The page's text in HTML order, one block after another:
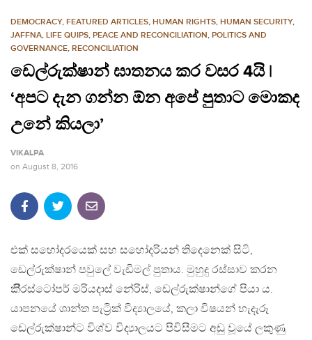
DEMOCRACY, FEATURED ARTICLES, HUMAN RIGHTS, HUMAN SECURITY,
JAFFNA, LIFE QUIPS, PEACE AND RECONCILIATION, POLITICS AND
GOVERNANCE, RECONCILIATION
ඩෙල්රුක්ෂාන් ඝාතනය කර වසර 4යි |
‘අපට දැන ගන්න ඕන අපේ පුතාට මොකද
උනේ කියලා’
VIKALPA
on August 8, 2016
එක් සහෝදරයෙක් සහ සහෝදරියන් තිදෙනෙක් සිටි,
ඩෙල්රුක්ෂාන් පවුලේ වැඩිමල් පුතාය. මුහුදු රස්සාව කරන
කි‍්‍රිස්ටෝපර් මරියදාස් නේරිස්, ඩෙල්රුක්ෂාන්ගේ පියා ය.
යාපනයේ ශාන්ත පැට්‍රික් විද්‍යාලයේ, කලා විෂයන් හැදැරූ
ඩෙල්රුක්ෂාන්ට විශ්ව විද්‍යාලයට පිවිසීමට අඩු වූයේ ලකුණු